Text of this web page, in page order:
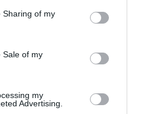
behaviour. You may click to
and its third-party tags to
purposes in below Google
Sharing of my
Sale of my
my
Advertising.
/ ex-kommunista
között. A
és olyan pozitív PR, amire